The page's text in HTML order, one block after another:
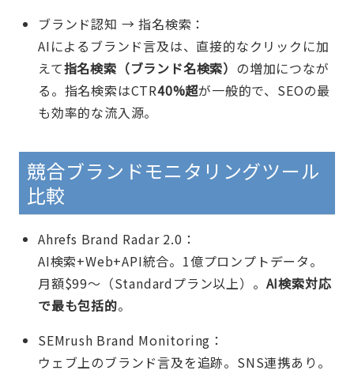
ブランド認知 → 指名検索：
AIによるブランド言及は、直接的なクリックに加
えて指名検索（ブランド名検索） の増加につなが
る。指名検索はCTR40%超が一般的で、SEOの最
も効率的な流入源。
競合ブランドモニタリングツール
比較
Ahrefs Brand Radar 2.0：
AI検索+Web+API統合。1億プロンプトデータ。
月額$99〜（Standardプラン以上）。 AI検索対応
で最も包括的。
SEMrush Brand Monitoring：
ウェブ上のブランド言及を追跡。SNS連携あり。